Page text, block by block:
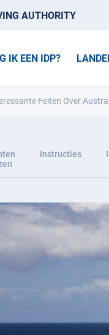
AUTHORITY
IK EEN IDP?
Feiten Over
Instructies